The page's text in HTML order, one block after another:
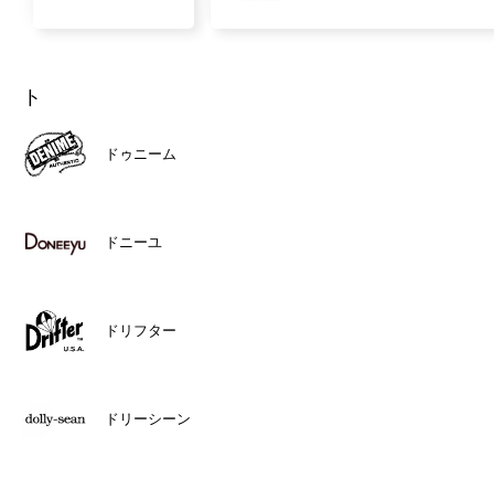
ト
ドゥニーム
ドニーユ
ドリフター
ドリーシーン